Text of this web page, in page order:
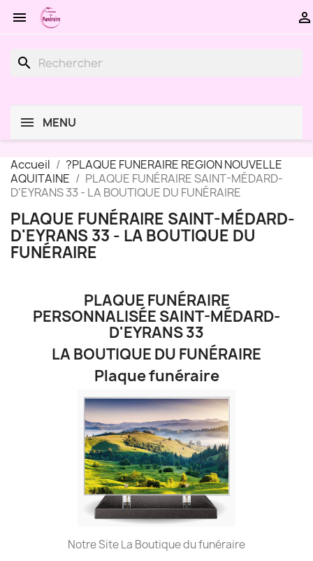
 
search
MENU
Accueil
?PLAQUE FUNERAIRE REGION NOUVELLE
AQUITAINE
PLAQUE FUNÉRAIRE SAINT-MÉDARD-
D'EYRANS 33 - LA BOUTIQUE DU FUNÉRAIRE
PLAQUE FUNÉRAIRE SAINT-MÉDARD-
D'EYRANS 33 - LA BOUTIQUE DU
FUNÉRAIRE
PLAQUE FUNÉRAIRE
PERSONNALISÉE SAINT-MÉDARD-
D'EYRANS 33
LA BOUTIQUE DU FUNÉRAIRE
Plaque funéraire
Notre Site La Boutique du funéraire